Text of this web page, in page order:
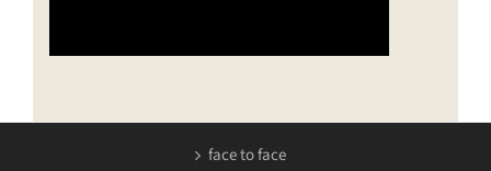
face to face